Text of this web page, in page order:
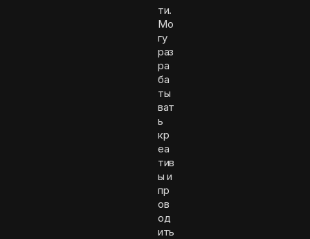
ти.
Мо
гу
раз
ра
ба
ты
ват
ь
кр
еа
тив
ы и
пр
ов
од
ить